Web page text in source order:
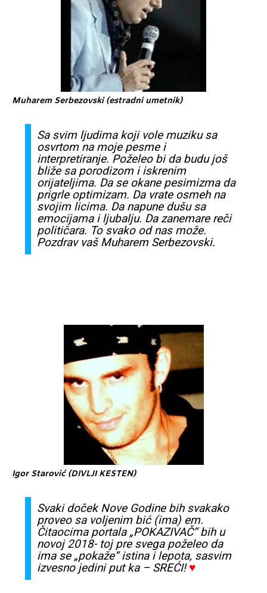
Muharem Serbezovski (estradni umetnik)
Sa svimljudima koji vole muziku sa
osvrtomna moje pesmei
interpretiranje. Poželeobi da budujoš
bliže sa porodizomiiskrenim
orijateljima. Da seokane pesimizmada
prigrle optimizam. Da vrate osmehna
svojim licima. Da napune dušu sa
emocijamai ljubalju. Da zanemare reči
političara. To svakoodnas može.
Pozdrav vašMuharem Serbezovski.
IgorStarović (DIVLJI KESTEN)
Svaki dočekNove Godine bih svakako
proveo savoljenim bić (ima) em.
Čitaocimaportala „POKAZIVAČ“bih u
novoj 2018- toj pre svega poželeoda
ima se„pokaže“istinai lepota, sasvim
izvesnojedini put ka – SREĆI!♥